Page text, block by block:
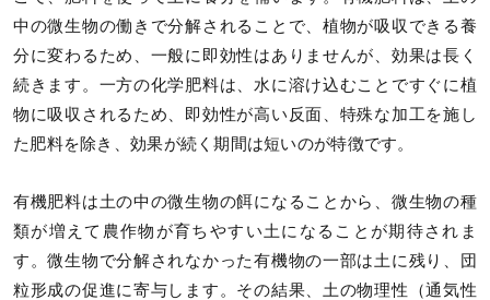
中の微生物の働きで分解されることで、植物が吸収できる養
分に変わるため、一般に即効性はありませんが、効果は長く
続きます。一方の化学肥料は、水に溶け込むことですぐに植
物に吸収されるため、即効性が高い反面、特殊な加工を施し
た肥料を除き、効果が続く期間は短いのが特徴です。
有機肥料は土の中の微生物の餌になることから、微生物の種
類が増えて農作物が育ちやすい土になることが期待されま
す。微生物で分解されなかった有機物の一部は土に残り、団
粒形成の促進に寄与します。その結果、土の物理性（通気性